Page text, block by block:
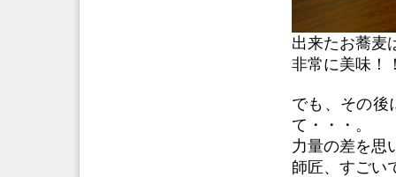
出来たお蕎麦
非常に美味！
でも、その後
て・・・。
力量の差を思
師匠、すごい